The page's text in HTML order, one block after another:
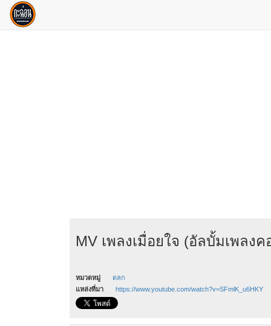
MV เพลงเมื่อยใจ (อัลบั้มเพลง
หมวดหมู่
ตลก
แหล่งที่มา
https://www.youtube.com/watch?v=SFmlK_u6HKY